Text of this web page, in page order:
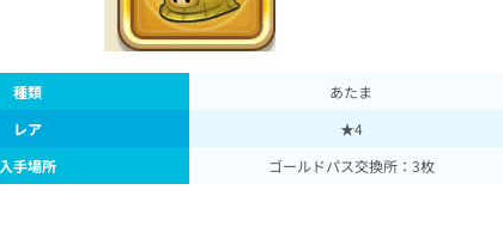
種類
あたま
レア
★4
入手場所
ゴールドパス交換所：3枚